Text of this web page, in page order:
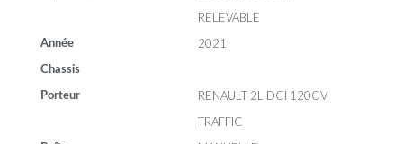
RELEVABLE
Année 2021
Chassis
Porteur
RENAULT 2L DCI 120CV
TRAFFIC